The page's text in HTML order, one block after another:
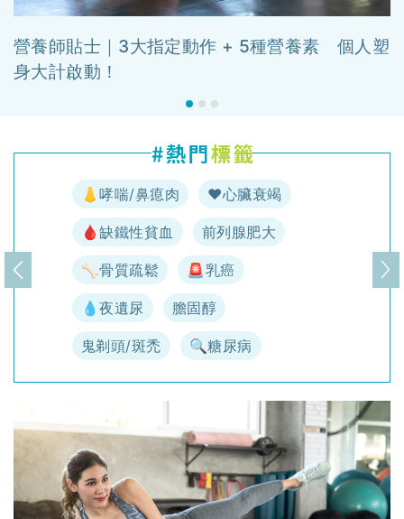
營養師貼士｜3大指定動作 + 5種營養素 個人塑
身大計啟動！
👃哮喘/鼻瘜肉 ♥️心臟衰竭
🩸缺鐵性貧血 前列腺肥大
🦴骨質疏鬆 🚨乳癌
💧夜遺尿 膽固醇
鬼剃頭/斑禿 🔍糖尿病
上一頁 下